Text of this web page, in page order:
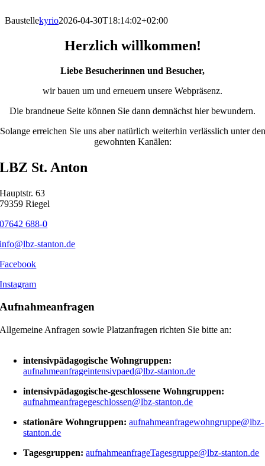
to
Baustellekyrio2026-04-30T18:14:02+02:00
Herzlich willkommen!
Liebe Besucherinnen und Besucher,
wir bauen um und erneuern unsere Webpräsenz.
Die brandneue Seite können Sie dann demnächst hier bewundern.
Solange erreichen Sie uns aber natürlich weiterhin verlässlich unter den
gewohnten Kanälen:
LBZ St. Anton
Hauptstr. 63
79359 Riegel
07642 688-0
info@lbz-stanton.de
Facebook
Instagram
Aufnahmeanfragen
Allgemeine Anfragen sowie Platzanfragen richten Sie bitte an:
intensivpädagogische Wohngruppen:
aufnahmeanfrageintensivpaed@lbz-stanton.de
intensivpädagogische-geschlossene Wohngruppen:
aufnahmeanfragegeschlossen@lbz-stanton.de
stationäre Wohngruppen: aufnahmeanfragewohngruppe@lbz-
stanton.de
Tagesgruppen: aufnahmeanfrageTagesgruppe@lbz-stanton.de